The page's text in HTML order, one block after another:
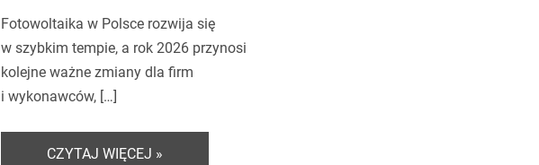
Fotowoltaika w Polsce rozwija się
w szybkim tempie, a rok 2026 przynosi
kolejne ważne zmiany dla firm
i wykonawców, […]
CZYTAJ WIĘCEJ »